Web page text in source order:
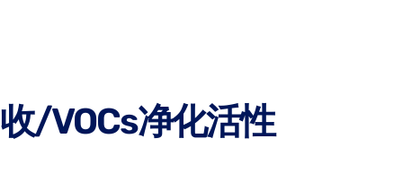
/VOCs净化活性